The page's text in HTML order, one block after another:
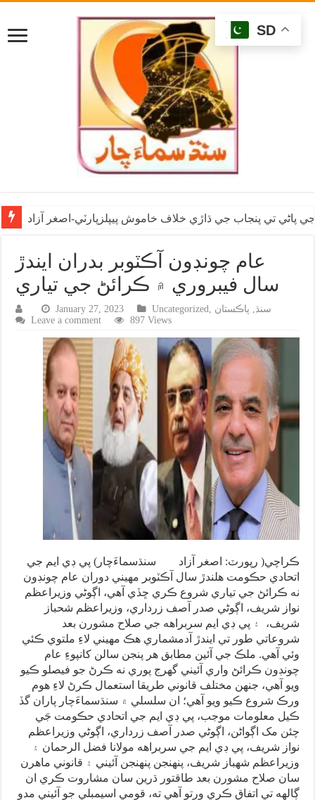
پاڻي تي پنجاب جي ڌاڙي خلاف خاموش پيپلزپارٽي-اصغر آزاد
عام چونڊون آڪٽوبر بدران ايندڙ
سال فيبروري ۾ ڪرائڻ جي تياري
January 27, 2023 Uncategorized, سنڌ, پاڪستان
Leave a comment
897 Views
ڪراچي( رپورٽ: اصغر آزاد سنڌسماءَچار) پي ڊي ايم جي
اتحادي حڪومت هلندڙ سال آڪٽوبر مهيني دوران عام چونڊون
نه ڪرائڻ جي تياري شروع ڪري ڇڏي آهي، اڳوڻي وزيراعظم
نواز شريف، اڳوڻي صدر آصف زرداري، وزيراعظم شحباز
شريف، ۽ پي ڊي ايم سربراهه جي صلاح مشورن بعد
شروعاتي طور تي ايندڙ آدمشماري هڪ مهيني لاءِ ملتوي ڪئي
وئي آهي. ملڪ جي آئين مطابق هر پنجن سالن کانپوءِ عام
چونڊون ڪرائڻ واري آئيني گهرج پوري نه ڪرڻ جو فيصلو ڪيو
ويو آهي، جنهن مختلف قانوني طريقا استعمال ڪرڻ لاءِ هوم
ورڪ شروع ڪيو ويو آهي؛ ان سلسلي ۾ سنڌسماءَچار پاران گڏ
ڪيل معلومات موجب، پي ڊي ايم جي اتحادي حڪومت جَي
چئن مک اڳواڻن، اڳوڻي صدر آصف زرداري، اڳوڻي وزيراعظم
نواز شريف، پي ڊي ايم جي سربراهه مولانا فضل الرحمان ۽
وزيراعظم شهباز شريف، پنهنجن پنهنجن آئيني ۽ قانوني ماهرن
سان صلاح مشورن بعد طاقتور ڌرين سان مشاروت ڪري ان
ڳالهه تي اتفاق ڪري ورتو آهي ته، قومي اسيمبلي جو آئيني مدو
SD